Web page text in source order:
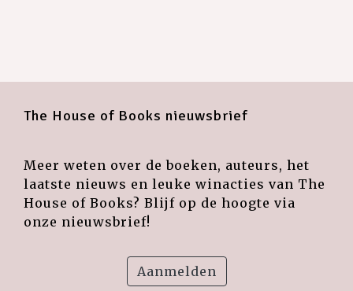
The House of Books nieuwsbrief
Meer weten over de boeken, auteurs, het
laatste nieuws en leuke winacties van The
House of Books? Blijf op de hoogte via
onze nieuwsbrief!
Aanmelden